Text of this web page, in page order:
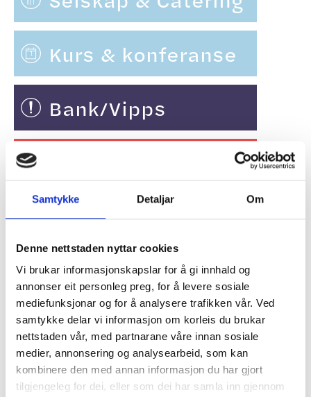
Samtykke Detaljar Om
Denne nettstaden nyttar cookies
Vi brukar informasjonskapslar for å gi innhald og
annonser eit personleg preg, for å levere sosiale
mediefunksjonar og for å analysere trafikken vår. Ved
samtykke delar vi informasjon om korleis du brukar
nettstaden vår, med partnarane våre innan sosiale
medier, annonsering og analysearbeid, som kan
kombinere den med annan informasjon du har gjort
tilgjengeleg for dei, eller som dei har samla inn gjennom
Kurs & konferanse
Bank/Vipps
DIREKTE KONTAKT
ADMINISTRASJON
Laster...
LÆRARAR
Laster...
KJØKKEN OG REINHALD